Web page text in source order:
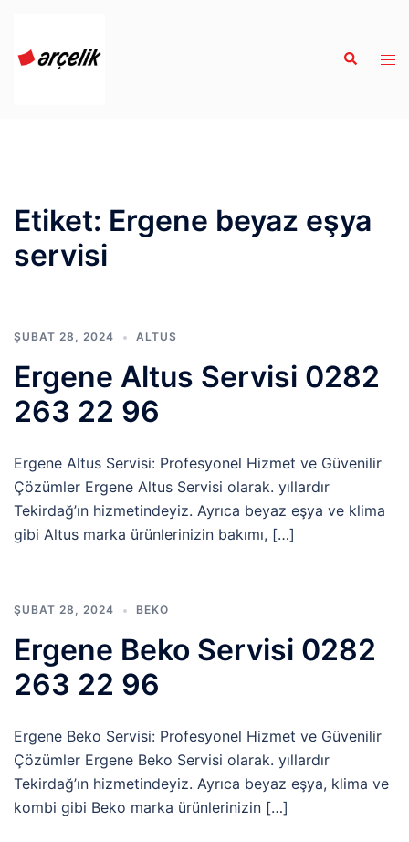
Search
Etiket: Ergene beyaz eşya
servisi
ŞUBAT 28, 2024 ALTUS
Ergene Altus Servisi 0282
263 22 96
Ergene Altus Servisi: Profesyonel Hizmet ve Güvenilir
Çözümler Ergene Altus Servisi olarak. yıllardır
Tekirdağ’ın hizmetindeyiz. Ayrıca beyaz eşya ve klima
gibi Altus marka ürünlerinizin bakımı, […]
ŞUBAT 28, 2024 BEKO
Ergene Beko Servisi 0282
263 22 96
Ergene Beko Servisi: Profesyonel Hizmet ve Güvenilir
Çözümler Ergene Beko Servisi olarak. yıllardır
Tekirdağ’ın hizmetindeyiz. Ayrıca beyaz eşya, klima ve
kombi gibi Beko marka ürünlerinizin […]